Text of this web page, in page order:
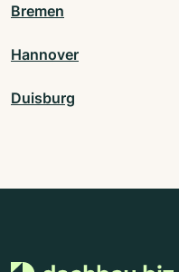
Bremen
Hannover
Duisburg